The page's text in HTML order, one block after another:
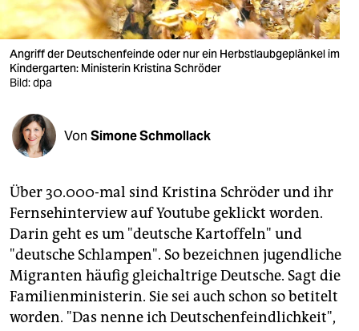
verlag
veranstaltungen
shop
fragen & hilfe
unterstützen
genossenschaft
epaper login
Angriff der Deutschenfeinde oder nur ein Herbstlaubgeplänkel im
Kindergarten: Ministerin Kristina Schröder
Bild: dpa
Von Simone Schmollack
Über 30.000-mal sind Kristina Schröder und ihr
Fernsehinterview auf Youtube geklickt worden.
Darin geht es um "deutsche Kartoffeln" und
"deutsche Schlampen". So bezeichnen jugendliche
Migranten häufig gleichaltrige Deutsche. Sagt die
Familienministerin. Sie sei auch schon so betitelt
worden. "Das nenne ich Deutschenfeindlichkeit",